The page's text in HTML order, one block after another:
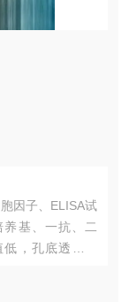
因子、ELISA试
基、一抗、二
，孔底透明度
的稳定性。